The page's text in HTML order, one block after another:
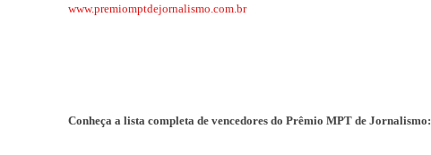
www.premiomptdejornalismo.com.br
Conheça a lista completa de vencedores do Prêmio MPT de Jornalismo: